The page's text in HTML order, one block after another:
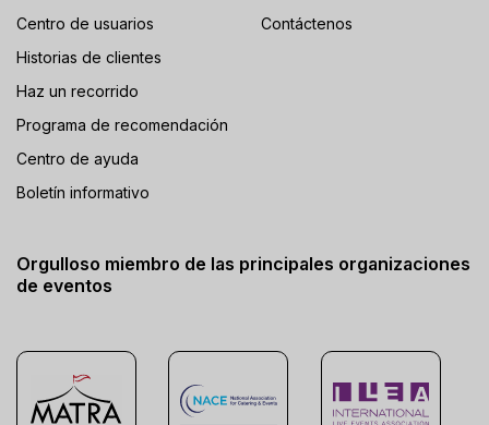
Centro de usuarios
Historias de clientes
Haz un recorrido
Programa de recomendación
Centro de ayuda
Boletín informativo
Contáctenos
Orgulloso miembro de las principales organizaciones
de eventos